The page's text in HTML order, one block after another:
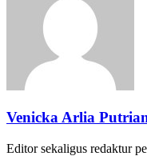
Venicka Arlia
Editor sekaligus redaktur